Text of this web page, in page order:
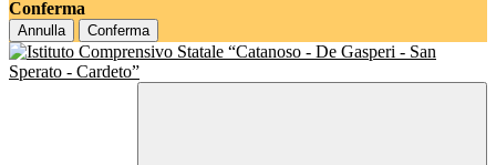
Conferma
Annulla Conferma